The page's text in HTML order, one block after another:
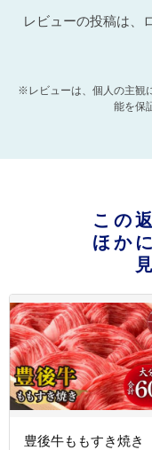
レビューの投稿は、
※レビューは、個人の主観
能を保
この
ほか
豊後牛ももすき焼き